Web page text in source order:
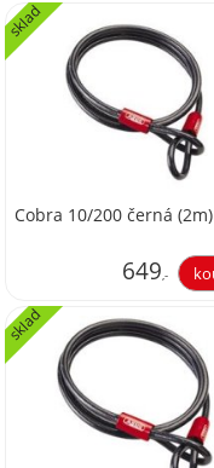
Cobra 10/200 černá (2m)
sklad
649,-
sklad